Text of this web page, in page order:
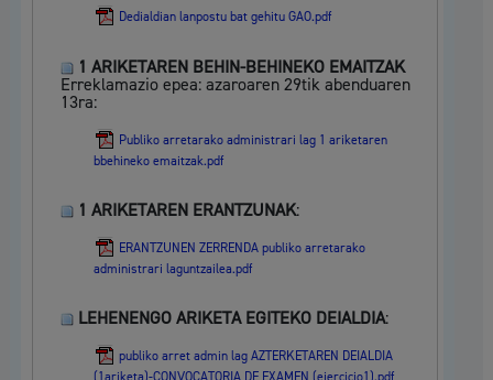
Dedialdian lanpostu bat gehitu GAO.pdf
1 ARIKETAREN BEHIN-BEHINEKO EMAITZAK
Erreklamazio epea: azaroaren 29tik abenduaren
13ra:
Publiko arretarako administrari lag 1 ariketaren
bbehineko emaitzak.pdf
1 ARIKETAREN ERANTZUNAK:
ERANTZUNEN ZERRENDA publiko arretarako
administrari laguntzailea.pdf
LEHENENGO ARIKETA EGITEKO DEIALDIA:
publiko arret admin lag AZTERKETAREN DEIALDIA